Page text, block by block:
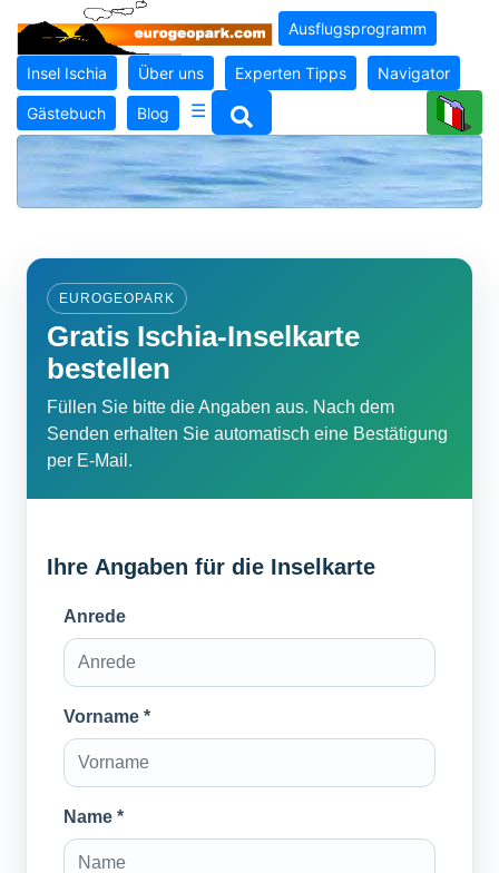
Ausflugsprogramm
Insel Ischia Über uns Experten Tipps Navigator
Gästebuch Blog ☰
EUROGEOPARK
Gratis Ischia-Inselkarte
bestellen
Füllen Sie bitte die Angaben aus. Nach dem
Senden erhalten Sie automatisch eine Bestätigung
per E-Mail.
Ihre Angaben für die Inselkarte
Anrede
Vorname *
Name *